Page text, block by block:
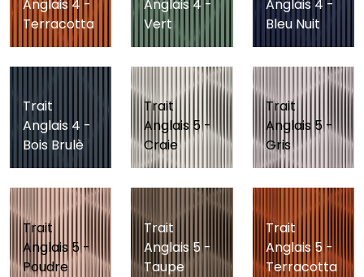
Anglais 4 -
Terracotta
Anglais 4 -
Vert
Anglais 4 -
Bleu Nuit
Trait
Anglais 4 -
Bois Brulè
Trait
Anglais 5 -
Craie
Trait
Anglais 5 -
Gris
Trait
Anglais 5 -
Poudre
Trait
Anglais 5 -
Taupe
Trait
Anglais 5 -
Terracotta